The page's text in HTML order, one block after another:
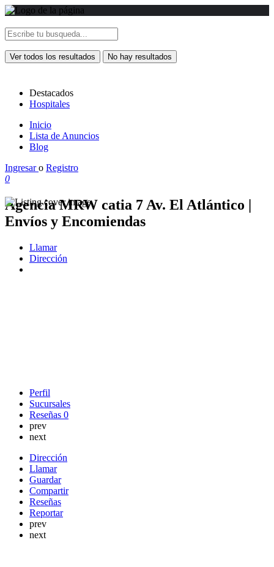
Ver todos los resultados No hay resultados
Destacados
Hospitales
Inicio
Lista de Anuncios
Blog
Ingresaro Registro
0
Agencia MRW catia 7 Av. El Atlántico |
Envíos y Encomiendas
Llamar
Dirección
Perfil
Sucursales
Reseñas 0
prev
next
Dirección
Llamar
Guardar
Compartir
Reseñas
Reportar
prev
next